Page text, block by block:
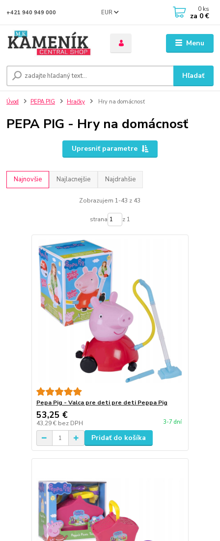
Menu
EUR
Hľadať
+421 940 949 000 0 ks
za 0 €
Úvod PEPA PIG Hračky Hry na domácnosť
PEPA PIG - Hry na domácnosť
Upresniť parametre
Najnovšie Najlacnejšie Najdrahšie
Zobrazujem 1-43 z 43
strana z 1
Pepa Pig - Valca pre deti pre deti Peppa Pig
53,25 €
43,29 € bez DPH 3-7 dní
Pridať do košíka